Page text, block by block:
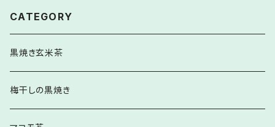
CATEGORY
黒焼き玄米茶
梅干しの黒焼き